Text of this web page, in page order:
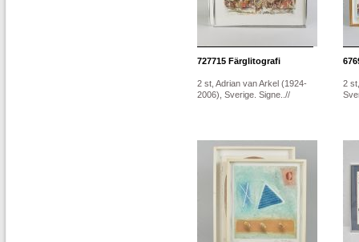
727715 Färglitografi
2 st, Adrian van Arkel (1924-
2006), Sverige. Signe..//
2